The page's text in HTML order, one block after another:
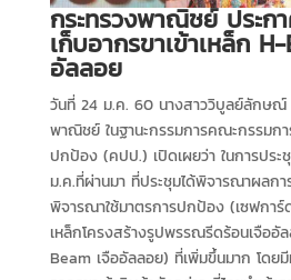
กระทรวงพาณิชย์ ประก
เก็บอากรขาเข้าเหล็ก
อัลลอย
วันที่ 24 ม.ค. 60 นางสาววิบูลย์ลักษณ์
พาณิชย์ ในฐานะกรรมการคณะกรรมก
ปกป้อง (คปป.) เปิดเผยว่า ในการปร
ม.ค.ที่ผ่านมา ที่ประชุมได้พิจารณาผลก
พิจารณาใช้มาตรการปกป้อง (เซฟการ์
เหล็กโครงสร้างรูปพรรณรีดร้อนเจือ
Beam เจืออัลลอย) ที่เพิ่มขึ้นมาก โดยมี